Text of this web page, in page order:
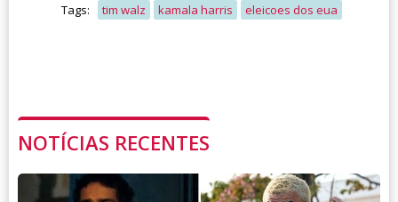
Tags: tim walz kamala harris eleicoes dos eua
NOTÍCIAS RECENTES